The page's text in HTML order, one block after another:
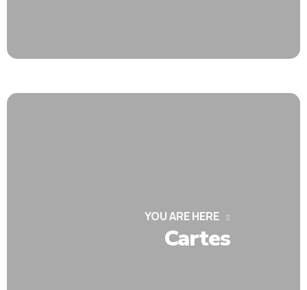
YOU ARE HERE
Cartes